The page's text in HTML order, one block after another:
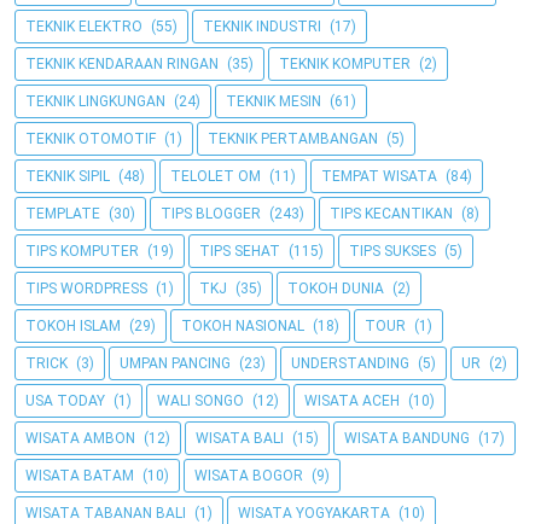
TEKNIK ELEKTRO (55) TEKNIK INDUSTRI (17)
TEKNIK KENDARAAN RINGAN (35) TEKNIK KOMPUTER (2)
TEKNIK LINGKUNGAN (24) TEKNIK MESIN (61)
TEKNIK OTOMOTIF (1) TEKNIK PERTAMBANGAN (5)
TEKNIK SIPIL (48) TELOLET OM (11) TEMPAT WISATA (84)
TEMPLATE (30) TIPS BLOGGER (243) TIPS KECANTIKAN (8)
TIPS KOMPUTER (19) TIPS SEHAT (115) TIPS SUKSES (5)
TIPS WORDPRESS (1) TKJ (35) TOKOH DUNIA (2)
TOKOH ISLAM (29) TOKOH NASIONAL (18) TOUR (1)
TRICK (3) UMPAN PANCING (23) UNDERSTANDING (5) UR (2)
USA TODAY (1) WALI SONGO (12) WISATA ACEH (10)
WISATA AMBON (12) WISATA BALI (15) WISATA BANDUNG (17)
WISATA BATAM (10) WISATA BOGOR (9)
WISATA TABANAN BALI (1) WISATA YOGYAKARTA (10)